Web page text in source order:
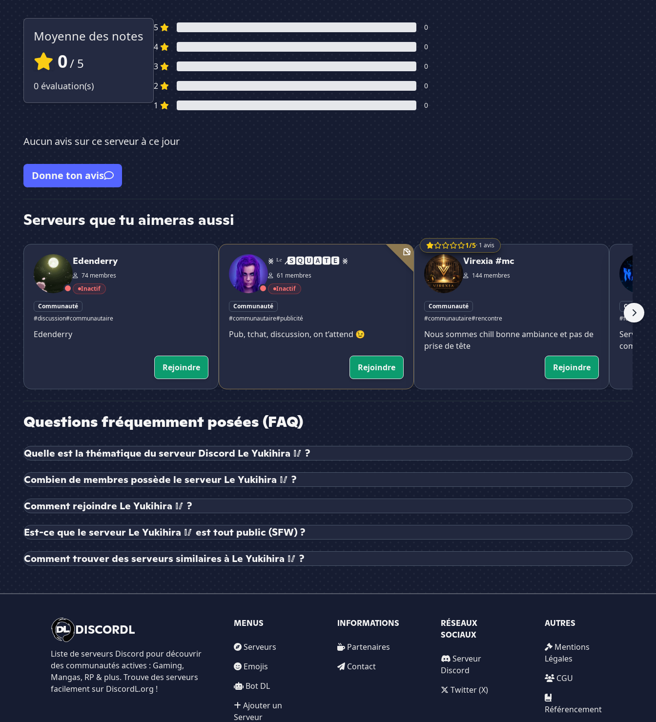
Moyenne des notes
0/ 5
0 évaluation(s)
5 0
4 0
3 0
2 0
1 0
Aucun avis sur ce serveur à ce jour
Donne ton avis
Serveurs que tu aimeras aussi
Edenderry
Edenderry
74 membres
Inactif
Communauté
#discussion#communautaire
Edenderry
Rejoindre
⨳ ᴸᵉ ̸ 🆂🆀🆄🅰🆃🅴 ⨳
⨳ ᴸᵉ ̸ 🆂🆀🆄🅰🆃🅴 ⨳
61 membres
Inactif
Communauté
#communautaire#publicité
Pub, tchat, discussion, on t’attend 😉
Rejoindre
1/5· 1 avis
Virexia #mc
Virexia #mc
144 membres
Communauté
#communautaire#rencontre
Nous sommes chill bonne ambiance et pas de
prise de tête
Rejoindre
LOADING...
#fortnite
Serveur
Questions fréquemment posées (FAQ)
Quelle est la thématique du serveur Discord Le Yukihira 🥢 ?
Combien de membres possède le serveur Le Yukihira 🥢 ?
Comment rejoindre Le Yukihira 🥢 ?
Est-ce que le serveur Le Yukihira 🥢 est tout public (SFW) ?
Comment trouver des serveurs similaires à Le Yukihira 🥢 ?
DISCORDL
Liste de serveurs Discord pour découvrir
des communautés actives : Gaming,
Mangas, RP & plus. Trouve des serveurs
facilement sur DiscordL.org !
MENUS
Serveurs
Emojis
Bot DL
Ajouter un
Serveur
INFORMATIONS
Partenaires
Contact
RÉSEAUX
SOCIAUX
Serveur
Discord
Twitter (X)
AUTRES
Mentions
Légales
CGU
Référencement